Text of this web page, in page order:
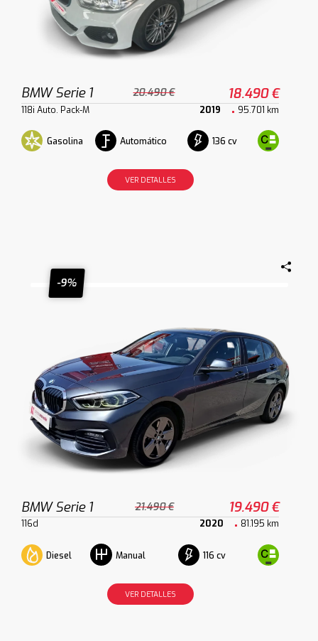
BMW Serie 1 20.490 € 18.490 €
118i Auto. Pack-M 2019 95.701 km
Gasolina Automático 136 cv
VER DETALLES
-9%
BMW Serie 1 21.490 € 19.490 €
116d 2020 81.195 km
Diesel Manual 116 cv
VER DETALLES